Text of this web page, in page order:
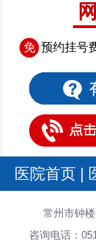
免 预约挂号
医院首页 |
常州市钟
咨询电话：